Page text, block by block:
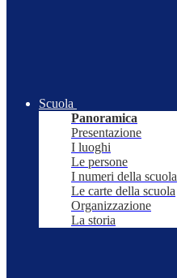
Scuola
Panoramica
Presentazione
I luoghi
Le persone
I numeri della scuola
Le carte della scuola
Organizzazione
La storia